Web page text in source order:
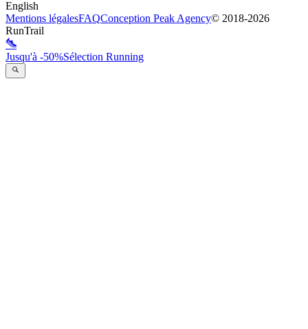
English
Mentions légalesFAQConception Peak Agency© 2018-2026
RunTrail
Jusqu'à -50%Sélection Running